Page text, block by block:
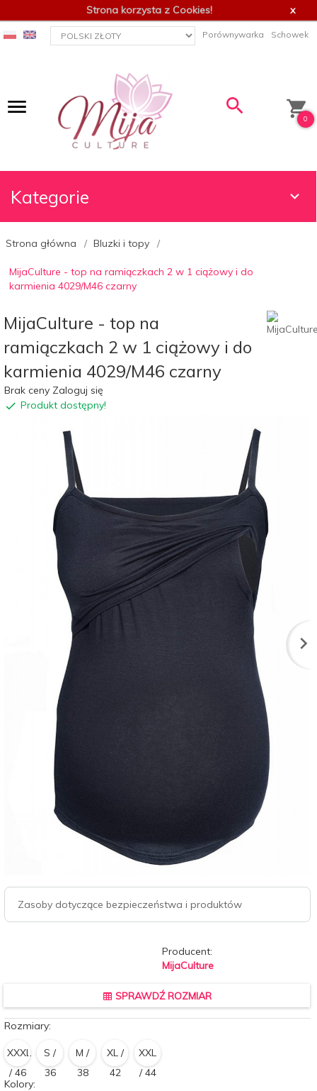
Strona korzysta z Cookies! x
currency_h Porównywarka Schowek
0
Kategorie
Strona główna Bluzki i topy
MijaCulture - top na ramiączkach 2 w 1 ciążowy i do
karmienia 4029/M46 czarny
MijaCulture - top na
ramiączkach 2 w 1 ciążowy i do
karmienia 4029/M46 czarny
Brak ceny Zaloguj się
Produkt dostępny!
Zasoby dotyczące bezpieczeństwa i produktów
Producent:
MijaCulture
SPRAWDŹ ROZMIAR
Rozmiary:
XXXL
/ 46
S /
36
M /
38
XL /
42
XXL
/ 44
Kolory: